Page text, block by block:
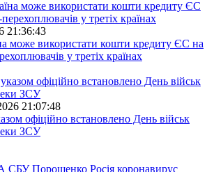
21:36:43
може використати кошти кредиту ЄС на
у третіх країнах
21:07:48
офіційно встановлено День військ
ЗСУ
СБУ Порошенко Росія коронавирус